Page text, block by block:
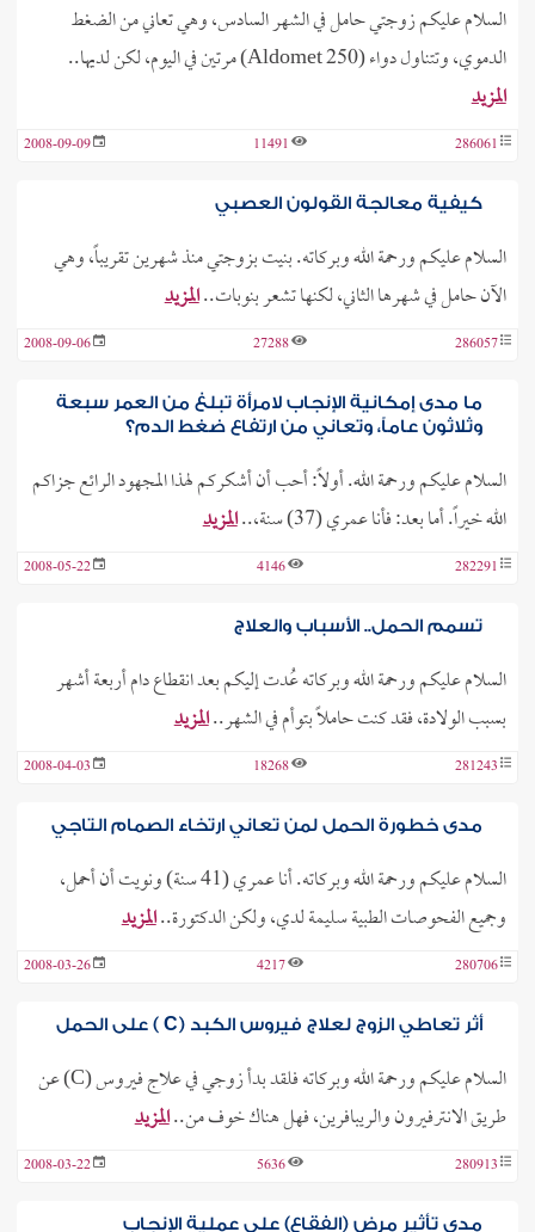
السلام عليكم زوجتي حامل في الشهر السادس، وهي تعاني من الضغط
الدموي، وتتناول دواء (Aldomet 250) مرتين في اليوم، لكن لديها..
المزيد
286061
11491
2008-09-09
كيفية معالجة القولون العصبي
السلام عليكم ورحمة الله وبركاته. بنيت بزوجتي منذ شهرين تقريباً، وهي
الآن حامل في شهرها الثاني، لكنها تشعر بنوبات..المزيد
286057
27288
2008-09-06
ما مدى إمكانية الإنجاب لامرأة تبلغ من العمر سبعة
وثلاثون عاماً، وتعاني من ارتفاع ضغط الدم؟
السلام عليكم ورحمة الله. أولاً: أحب أن أشكركم لهذا المجهود الرائع جزاكم
الله خيراً. أما بعد: فأنا عمري (37) سنة،..
المزيد
282291
4146
2008-05-22
تسمم الحمل.. الأسباب والعلاج
السلام عليكم ورحمة الله وبركاته عُدت إليكم بعد انقطاع دام أربعة أشهر
بسبب الولادة، فقد كنت حاملاً بتوأم في الشهر..المزيد
281243
18268
2008-04-03
مدى خطورة الحمل لمن تعاني ارتخاء الصمام التاجي
السلام عليكم ورحمة الله وبركاته. أنا عمري (41 سنة) ونويت أن أحمل،
وجميع الفحوصات الطبية سليمة لدي، ولكن الدكتورة..المزيد
280706
4217
2008-03-26
أثر تعاطي الزوج لعلاج فيروس الكبد (C ) على الحمل
السلام عليكم ورحمة الله وبركاته فلقد بدأ زوجي في علاج فيروس (C) عن
طريق الانترفيرون والريبافرين، فهل هناك خوف من..المزيد
280913
5636
2008-03-22
مدى تأثير مرض (الفقاع) على عملية الإنجاب